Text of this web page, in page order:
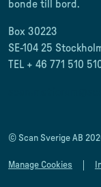
bonde till
bord.
Box 30223
SE-104 25
TEL + 46 771 510
© Scan Sverige AB
Manage Cookies